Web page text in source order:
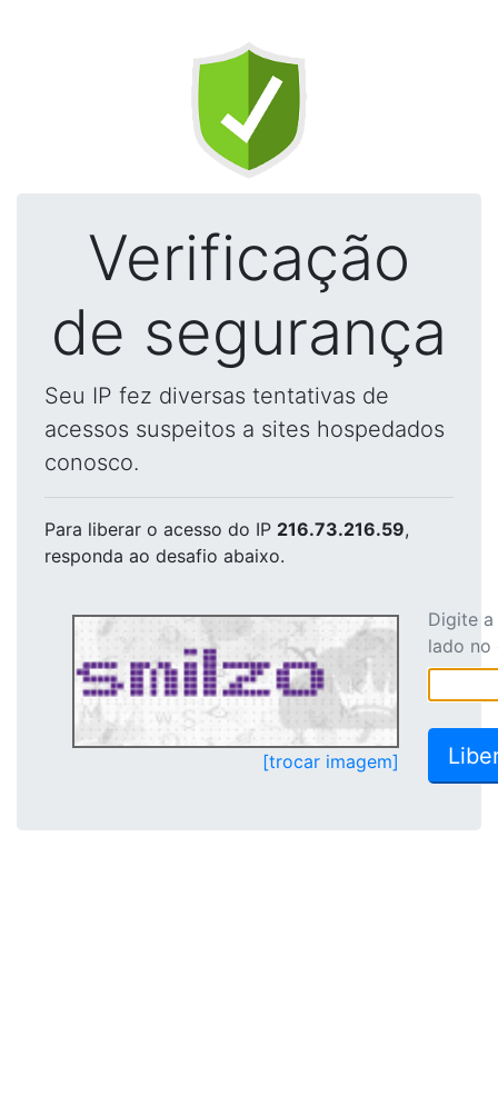
Verificação
de segurança
Seu IP fez diversas tentativas de
acessos suspeitos a sites hospedados
conosco.
Para liberar o acesso do IP 216.73.216.59,
responda ao desafio abaixo.
[trocar imagem]
Digite
lado no